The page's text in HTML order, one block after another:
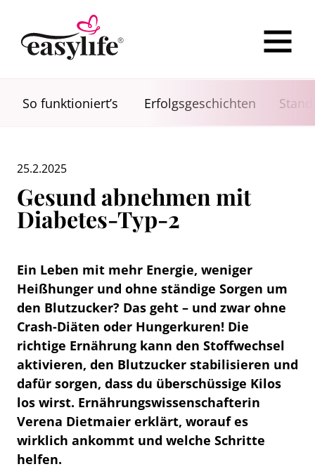
So funktioniert’s Erfolgsgeschichten
25.2.2025
Gesund abnehmen mit
Diabetes-Typ-2
Ein Leben mit mehr Energie, weniger
Heißhunger und ohne ständige Sorgen um
den Blutzucker? Das geht – und zwar ohne
Crash-Diäten oder Hungerkuren! Die
richtige Ernährung kann den Stoffwechsel
aktivieren, den Blutzucker stabilisieren und
dafür sorgen, dass du überschüssige Kilos
los wirst. Ernährungswissenschafterin
Verena Dietmaier erklärt, worauf es
wirklich ankommt und welche Schritte
helfen.